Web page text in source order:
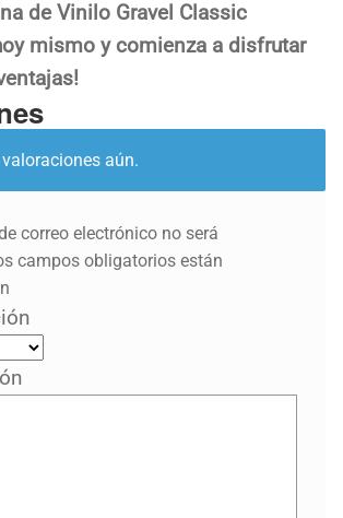
de Vinilo Gravel Classic
mismo y comienza a disfrutar
aún.
correo electrónico no será
campos obligatorios están